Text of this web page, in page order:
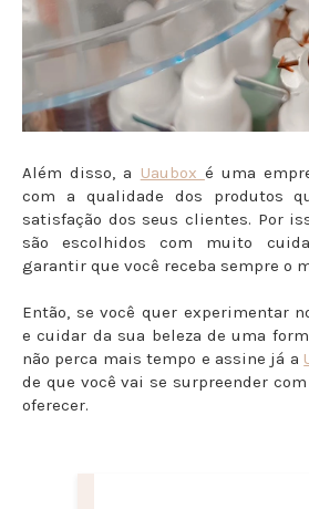
Além disso, a Uaubox é uma
com a qualidade dos produtos
satisfação dos seus clientes. Por
são escolhidos com muito
garantir que você receba sempre o
Então, se você quer experimentar
e cuidar da sua beleza de uma
não perca mais tempo e assine já a
de que você vai se surpreender
oferecer.